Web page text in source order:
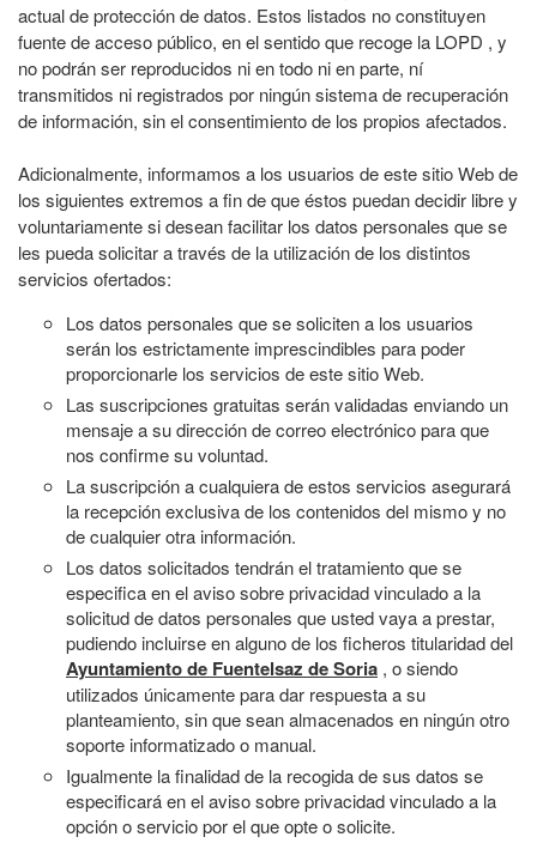
actual de protección de datos. Estos listados no constituyen
fuente de acceso público, en el sentido que recoge la LOPD , y
no podrán ser reproducidos ni en todo ni en parte, ní
transmitidos ni registrados por ningún sistema de recuperación
de información, sin el consentimiento de los propios afectados.
Adicionalmente, informamos a los usuarios de este sitio Web de
los siguientes extremos a fin de que éstos puedan decidir libre y
voluntariamente si desean facilitar los datos personales que se
les pueda solicitar a través de la utilización de los distintos
servicios ofertados:
Los datos personales que se soliciten a los usuarios
serán los estrictamente imprescindibles para poder
proporcionarle los servicios de este sitio Web.
Las suscripciones gratuitas serán validadas enviando un
mensaje a su dirección de correo electrónico para que
nos confirme su voluntad.
La suscripción a cualquiera de estos servicios asegurará
la recepción exclusiva de los contenidos del mismo y no
de cualquier otra información.
Los datos solicitados tendrán el tratamiento que se
especifica en el aviso sobre privacidad vinculado a la
solicitud de datos personales que usted vaya a prestar,
pudiendo incluirse en alguno de los ficheros titularidad del
Ayuntamiento de Fuentelsaz de Soria , o siendo
utilizados únicamente para dar respuesta a su
planteamiento, sin que sean almacenados en ningún otro
soporte informatizado o manual.
Igualmente la finalidad de la recogida de sus datos se
especificará en el aviso sobre privacidad vinculado a la
opción o servicio por el que opte o solicite.